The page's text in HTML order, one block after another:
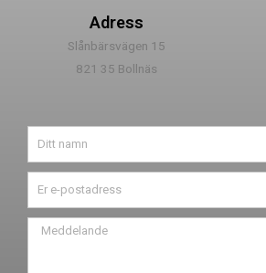
Adress
Slånbärsvägen 15
821 35 Bollnäs